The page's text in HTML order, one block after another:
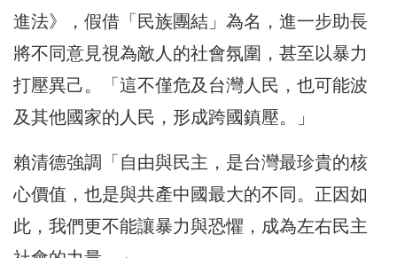
進法》，假借「民族團結」為名，進一步助長
將不同意見視為敵人的社會氛圍，甚至以暴力
打壓異己。「這不僅危及台灣人民，也可能波
及其他國家的人民，形成跨國鎮壓。」
賴清德強調「自由與民主，是台灣最珍貴的核
心價值，也是與共產中國最大的不同。正因如
此，我們更不能讓暴力與恐懼，成為左右民主